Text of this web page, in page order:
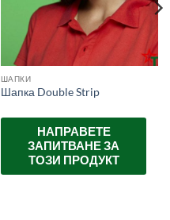
ШАПКИ
Шапка Double Strip
НАПРАВЕТЕ
ЗАПИТВАНЕ ЗА
ТОЗИ ПРОДУКТ